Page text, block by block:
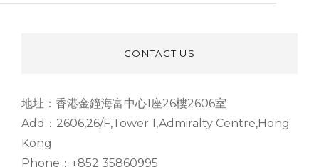
CONTACT US
地址：香港金鐘海富中心1座26樓2606室
Add：2606,26/F,Tower 1,Admiralty Centre,Hong
Kong
Phone：+852 35860995